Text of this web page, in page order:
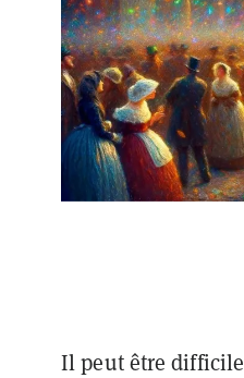
Il peut être